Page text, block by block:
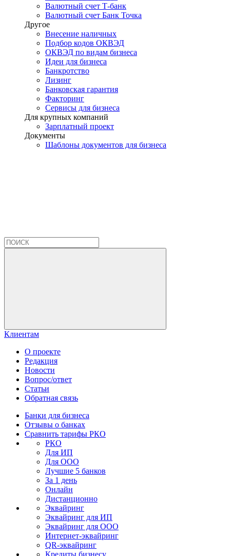
Валютный счет Т-банк
Валютный счет Банк Точка
Другое
Внесение наличных
Подбор кодов ОКВЭД
ОКВЭД по видам бизнеса
Идеи для бизнеса
Банкротство
Лизинг
Банковская гарантия
Факторинг
Сервисы для бизнеса
Для крупных компаний
Зарплатный проект
Документы
Шаблоны документов для бизнеса
Клиентам
О проекте
Редакция
Новости
Вопрос/ответ
Статьи
Обратная связь
Банки для бизнеса
Отзывы о банках
Сравнить тарифы РКО
РКО
Для ИП
Для ООО
Лучшие 5 банков
За 1 день
Онлайн
Дистанционно
Эквайринг
Эквайринг для ИП
Эквайринг для ООО
Интернет-эквайринг
QR-эквайринг
Кредиты бизнесу